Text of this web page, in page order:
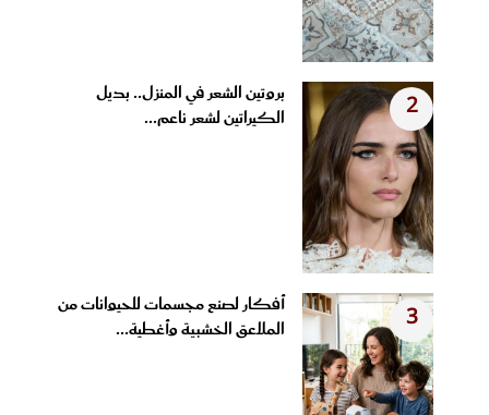
2
بروتين الشعر في المنزل.. بديل
الكيراتين لشعر ناعم...
3
أفكار لصنع مجسمات للحيوانات من
الملاعق الخشبية وأغطية...